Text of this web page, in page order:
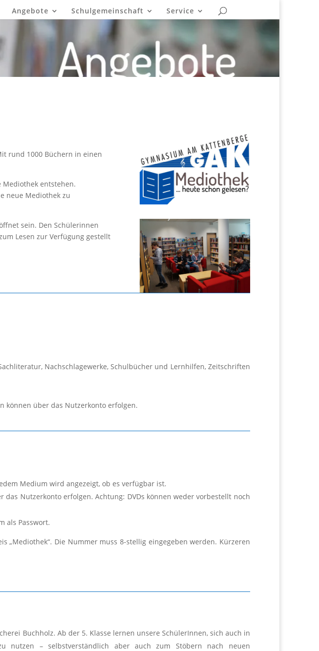
Angebote Schulgemeinschaft Service
rund 1000 Büchern in einen
Mediothek entstehen.
neue Mediothek zu
sein. Den Schülerinnen
Lesen zur Verfügung gestellt
Nachschlagewerke, Schulbücher und Lernhilfen, Zeitschriften
können über das Nutzerkonto erfolgen.
Medium wird angezeigt, ob es verfügbar ist.
Nutzerkonto erfolgen. Achtung: DVDs können weder vorbestellt noch
als Passwort.
Die Nummer muss 8-stellig eingegeben werden. Kürzeren
Buchholz. Ab der 5. Klasse lernen unsere SchülerInnen, sich auch in
nutzen – selbstverständlich aber auch zum Stöbern nach neuen